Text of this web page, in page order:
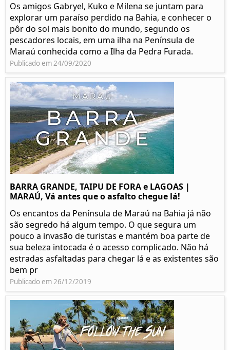
Os amigos Gabryel, Kuko e Milena se juntam para
explorar um paraíso perdido na Bahia, e conhecer o
pôr do sol mais bonito do mundo, segundo os
pescadores locais, em uma ilha na Península de
Maraú conhecida como a Ilha da Pedra Furada.
Publicado em 24/09/2020
BARRA GRANDE, TAIPU DE FORA e LAGOAS |
MARAÚ, Vá antes que o asfalto chegue lá!
Os encantos da Península de Maraú na Bahia já não
são segredo há algum tempo. O que segura um
pouco a invasão de turistas e mantém boa parte de
sua beleza intocada é o acesso complicado. Não há
estradas asfaltadas para chegar lá e as existentes são
bem pr
Publicado em 26/12/2019